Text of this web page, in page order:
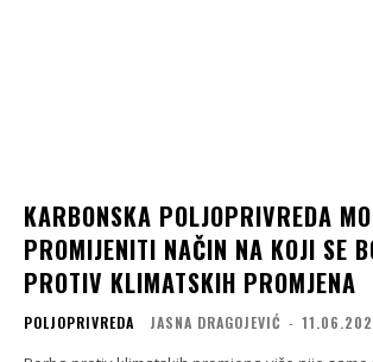
KARBONSKA POLJOPRIVREDA
PROMIJENITI NAČIN NA KOJI SE
PROTIV KLIMATSKIH PROMJENA
POLJOPRIVREDA JASNA DRAGOJEVIĆ -